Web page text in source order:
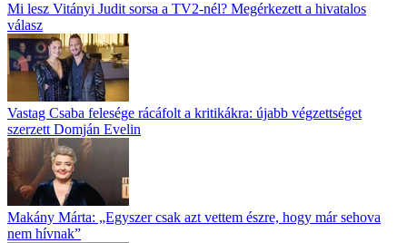
Mi lesz Vitányi Judit sorsa a TV2-nél? Megérkezett a hivatalos
válasz
Vastag Csaba felesége rácáfolt a kritikákra: újabb végzettséget
szerzett Domján Evelin
Makány Márta: „Egyszer csak azt vettem észre, hogy már sehova
nem hívnak”